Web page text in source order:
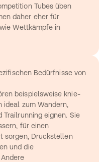
Tubes üben
daher eher für
Wettkämpfe in
Bedürfnisse von
beispielsweise knie-
ideal zum Wandern,
Trailrunning eignen. Sie
für einen
sorgen, Druckstellen
und die